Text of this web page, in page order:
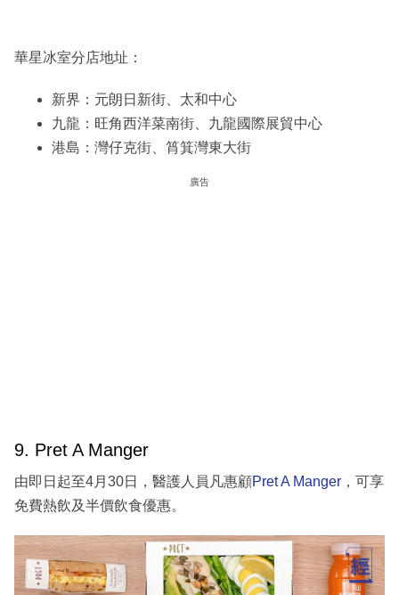
華星冰室分店地址：
新界：元朗日新街、太和中心
九龍：旺角西洋菜南街、九龍國際展貿中心
港島：灣仔克街、筲箕灣東大街
廣告
9. Pret A Manger
由即日起至4月30日，醫護人員凡惠顧Pret A Manger ，可享
免費熱飲及半價飲食優惠。